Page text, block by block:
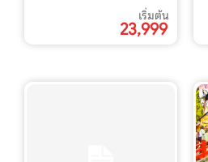
เริ่มต้น
23,999